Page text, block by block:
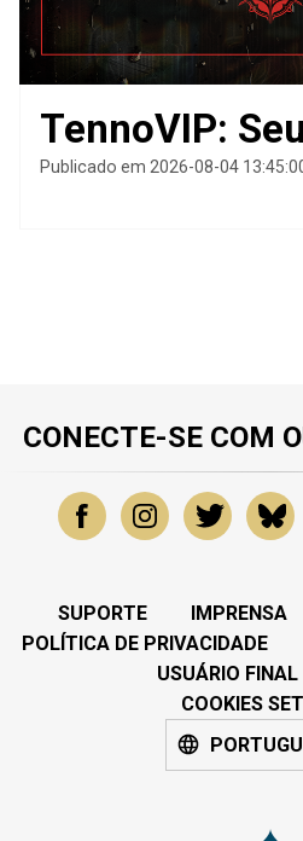
TennoVIP:
Publicado em 2026-08-04
CONECTE-SE COM
SUPORTE IMPRENSA
POLÍTICA DE PRIVACIDADE
USUÁRIO
COOKIES